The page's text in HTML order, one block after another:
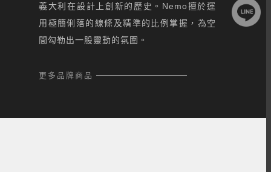
義大利在設計上創新的歷史。Nemo擅於運
用極簡俐落的線條及精準的比例掌握，為空
間勾勒出一股靈動的氛圍。
更多品牌商品